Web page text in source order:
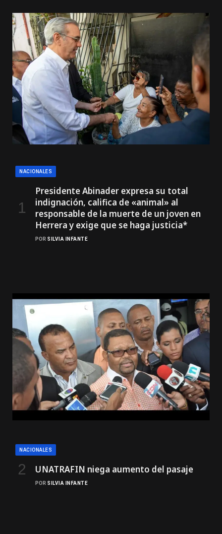
NACIONALES
Presidente Abinader expresa su total
indignación, califica de «animal» al
responsable de la muerte de un joven en
Herrera y exige que se haga justicia*
POR SILVIA INFANTE
NACIONALES
UNATRAFIN niega aumento del pasaje
POR SILVIA INFANTE